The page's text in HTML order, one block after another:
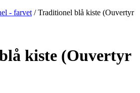
- farvet / Traditionel blå kiste (Ouvertyr
kiste (Ouvertyr